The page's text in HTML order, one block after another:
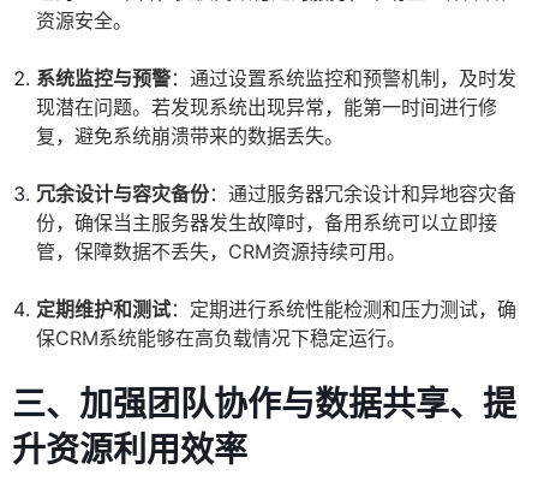
资源安全。
系统监控与预警：通过设置系统监控和预警机制，及时发
现潜在问题。若发现系统出现异常，能第一时间进行修
复，避免系统崩溃带来的数据丢失。
冗余设计与容灾备份：通过服务器冗余设计和异地容灾备
份，确保当主服务器发生故障时，备用系统可以立即接
管，保障数据不丢失，CRM资源持续可用。
定期维护和测试：定期进行系统性能检测和压力测试，确
保CRM系统能够在高负载情况下稳定运行。
三、加强团队协作与数据共享、提
升资源利用效率